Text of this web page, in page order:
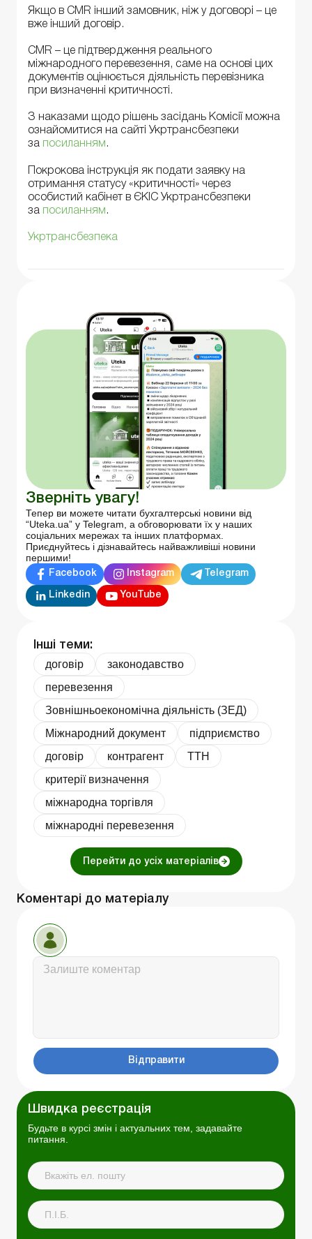
Якщо в CMR інший замовник, ніж у договорі – це
вже інший договір.
CMR – це підтвердження реального
міжнародного перевезення, саме на основі цих
документів оцінюється діяльність перевізника
при визначенні критичності.
З наказами щодо рішень засідань Комісії можна
ознайомитися на сайті Укртрансбезпеки
за посиланням .
Покрокова інструкція як подати заявку на
отримання статусу «критичності» через
особистий кабінет в ЄКІС Укртрансбезпеки
за посиланням .
Укртрансбезпека
Зверніть увагу!
Тепер ви можете читати бухгалтерські новини від
“Uteka.ua” у Telegram, а обговорювати їх у наших
соціальних мережах та інших платформах.
Приєднуйтесь і дізнавайтесь найважливіші новини
першими!
Facebook Instagram Telegram
Linkedin YouTube
Інші теми:
договір
законодавство
перевезення
Зовнішньоекономічна діяльність (ЗЕД)
Міжнародний документ
підприємство
договір
контрагент
ТТН
критерії визначення
міжнародна торгівля
міжнародні перевезення
Перейти до усіх матеріалів
Коментарі до матеріалу
Відправити
Швидка реєстрація
Будьте в курсі змін і актуальних тем, задавайте
питання.